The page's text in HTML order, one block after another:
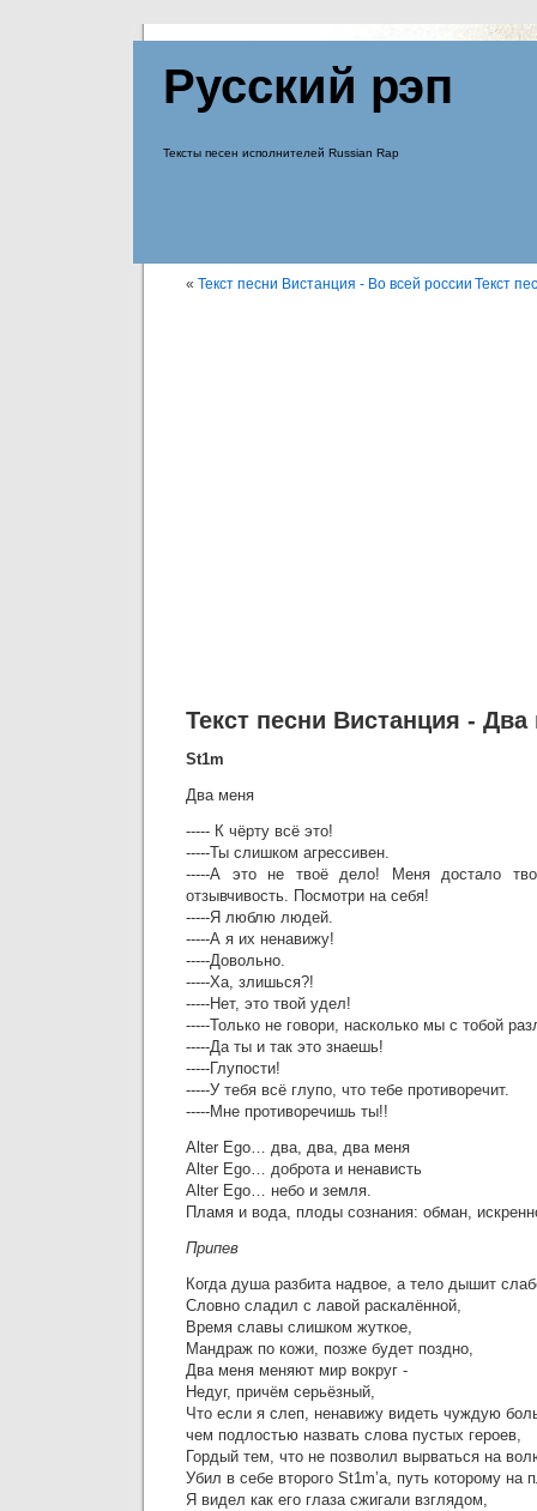
Русский рэп
Тексты песен исполнителей Russian Rap
« Текст песни Вистанция - Во всей россии Текст
Текст песни Вистанция - Два
St1m
Два меня
----- К чёрту всё это!
-----Ты слишком агрессивен.
-----А это не твоё дело! Меня достало
отзывчивость. Посмотри на себя!
-----Я люблю людей.
-----А я их ненавижу!
-----Довольно.
-----Ха, злишься?!
-----Нет, это твой удел!
-----Только не говори, насколько мы с тобой
-----Да ты и так это знаешь!
-----Глупости!
-----У тебя всё глупо, что тебе противоречит.
-----Мне противоречишь ты!!
Alter Ego… два, два, два меня
Alter Ego… доброта и ненависть
Alter Ego… небо и земля.
Пламя и вода, плоды сознания: обман,
Припев
Когда душа разбита надвое, а тело дышит
Словно сладил с лавой раскалённой,
Время славы слишком жуткое,
Мандраж по кожи, позже будет поздно,
Два меня меняют мир вокруг -
Недуг, причём серьёзный,
Что если я слеп, ненавижу видеть чуждую
чем подлостью назвать слова пустых героев,
Гордый тем, что не позволил вырваться на
Убил в себе второго St1m’а, путь которому на
Я видел как его глаза сжигали взглядом,